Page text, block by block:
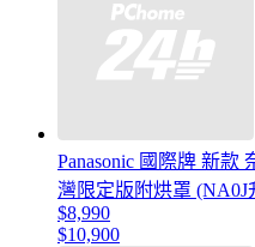
Panasonic 國際牌 新款
灣限定版附烘罩 (NA0J
$8,990
$10,900